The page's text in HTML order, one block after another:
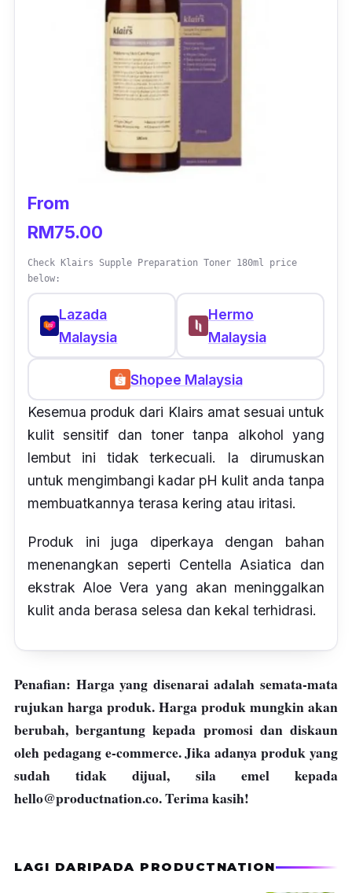
ianya menyegarkan dengan efek
From
RM75.00
Check Klairs Supple Preparation Toner 180ml price
below:
Lazada
Malaysia
Hermo
Malaysia
Shopee Malaysia
Kesemua produk dari Klairs amat sesuai untuk
kulit sensitif dan toner tanpa alkohol yang
lembut ini tidak terkecuali. Ia dirumuskan
untuk mengimbangi kadar pH kulit anda tanpa
membuatkannya terasa kering atau iritasi.
Produk ini juga diperkaya dengan bahan
menenangkan seperti Centella Asiatica dan
ekstrak Aloe Vera yang akan meninggalkan
kulit anda berasa selesa dan kekal terhidrasi.
Penafian: Harga yang disenarai adalah semata-mata
rujukan harga produk. Harga produk mungkin akan
berubah, bergantung kepada promosi dan diskaun
oleh pedagang e-commerce. Jika adanya produk yang
sudah tidak dijual, sila emel kepada
hello@productnation.co. Terima kasih!
LAGI DARIPADA PRODUCTNATION